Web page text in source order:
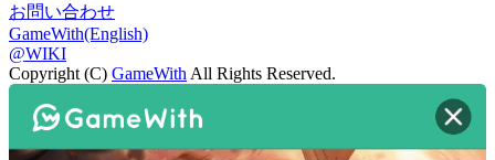
お問い合わせ
GameWith(English)
@WIKI
Copyright (C) GameWith All Rights Reserved.